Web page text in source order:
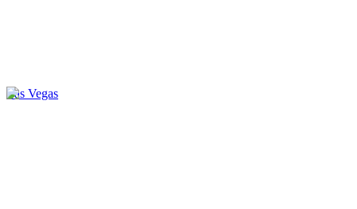
Las Vegas